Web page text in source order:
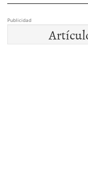
Publicidad